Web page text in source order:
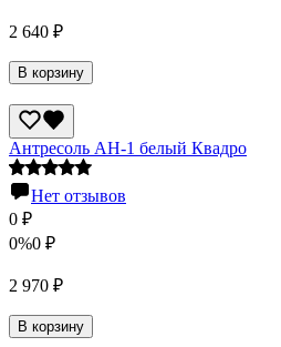
2 640 ₽
В корзину
Антресоль АН-1 белый Квадро
Нет отзывов
0 ₽
0%0 ₽
2 970 ₽
В корзину